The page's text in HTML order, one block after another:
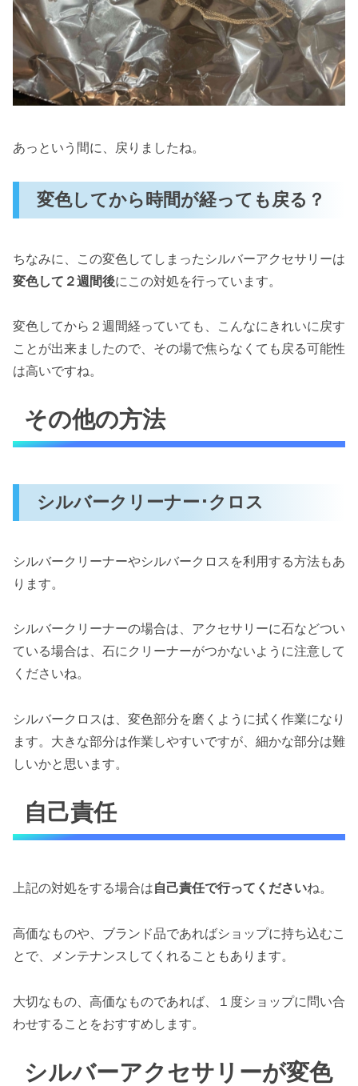
あっという間に、戻りましたね。
変色してから時間が経っても戻る？
ちなみに、この変色してしまったシルバーアクセサリーは
変色して２週間後にこの対処を行っています。
変色してから２週間経っていても、こんなにきれいに戻す
ことが出来ましたので、その場で焦らなくても戻る可能性
は高いですね。
その他の方法
シルバークリーナー･クロス
シルバークリーナーやシルバークロスを利用する方法もあ
ります。
シルバークリーナーの場合は、アクセサリーに石などつい
ている場合は、石にクリーナーがつかないように注意して
くださいね。
シルバークロスは、変色部分を磨くように拭く作業になり
ます。大きな部分は作業しやすいですが、細かな部分は難
しいかと思います。
自己責任
上記の対処をする場合は自己責任で行ってくださいね。
高価なものや、ブランド品であればショップに持ち込むこ
とで、メンテナンスしてくれることもあります。
大切なもの、高価なものであれば、１度ショップに問い合
わせすることをおすすめします。
シルバーアクセサリーが変色